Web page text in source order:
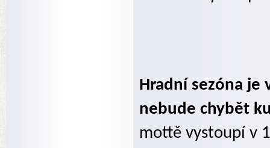
Hradní sezóna
nebude chybět
mottě vystoupí v